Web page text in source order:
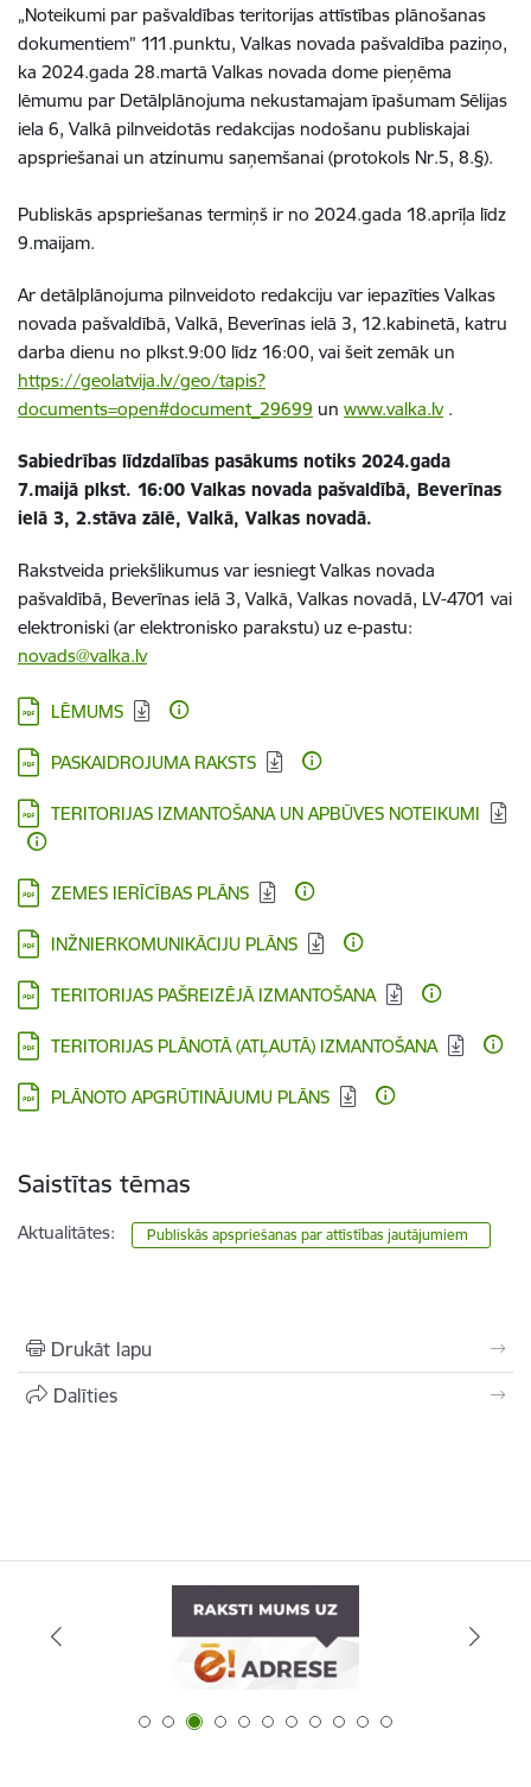
„Noteikumi par pašvaldības teritorijas attīstības plānošanas
dokumentiem” 111.punktu, Valkas novada pašvaldība paziņo,
ka 2024.gada 28.martā Valkas novada dome pieņēma
lēmumu par Detālplānojuma nekustamajam īpašumam Sēlijas
iela 6, Valkā pilnveidotās redakcijas nodošanu publiskajai
apspriešanai un atzinumu saņemšanai (protokols Nr.5, 8.§).
Publiskās apspriešanas termiņš ir no 2024.gada 18.aprīļa līdz
9.maijam.
Ar detālplānojuma pilnveidoto redakciju var iepazīties Valkas
novada pašvaldībā, Valkā, Beverīnas ielā 3, 12.kabinetā, katru
darba dienu no plkst.9:00 līdz 16:00, vai šeit zemāk un
https://geolatvija.lv/geo/tapis?
documents=open#document_29699 un www.valka.lv.
Sabiedrības līdzdalības pasākums notiks 2024.gada
7.maijā plkst. 16:00 Valkas novada pašvaldībā, Beverīnas
ielā 3, 2.stāva zālē, Valkā, Valkas novadā.
Rakstveida priekšlikumus var iesniegt Valkas novada
pašvaldībā, Beverīnas ielā 3, Valkā, Valkas novadā, LV-4701 vai
elektroniski (ar elektronisko parakstu) uz e-pastu:
novads@valka.lv
Lejupielādēt:
LĒMUMS
Lejupielādēt:
PASKAIDROJUMA RAKSTS
Lejupielādēt:
TERITORIJAS IZMANTOŠANA UN APBŪVES NOTEIKUMI
Lejupielādēt:
ZEMES IERĪCĪBAS PLĀNS
Lejupielādēt:
INŽNIERKOMUNIKĀCIJU PLĀNS
Lejupielādēt:
TERITORIJAS PAŠREIZĒJĀ IZMANTOŠANA
Lejupielādēt:
TERITORIJAS PLĀNOTĀ (ATĻAUTĀ) IZMANTOŠANA
Lejupielādēt:
PLĀNOTO APGRŪTINĀJUMU PLĀNS
Saistītas tēmas
Aktualitātes: Publiskās apspriešanas par attīstības jautājumiem
Drukāt lapu
Dalīties